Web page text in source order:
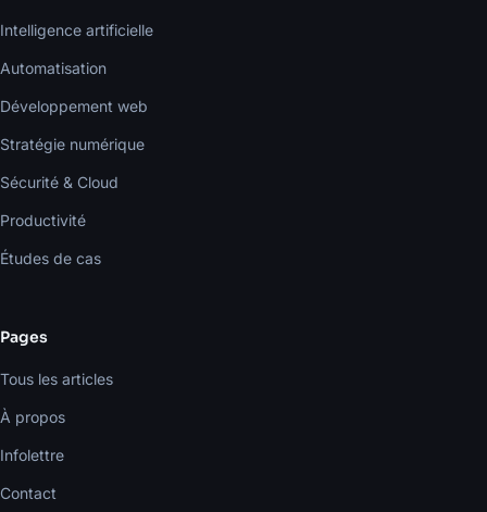
Intelligence artificielle
Automatisation
Développement web
Stratégie numérique
Sécurité & Cloud
Productivité
Études de cas
Pages
Tous les articles
À propos
Infolettre
Contact